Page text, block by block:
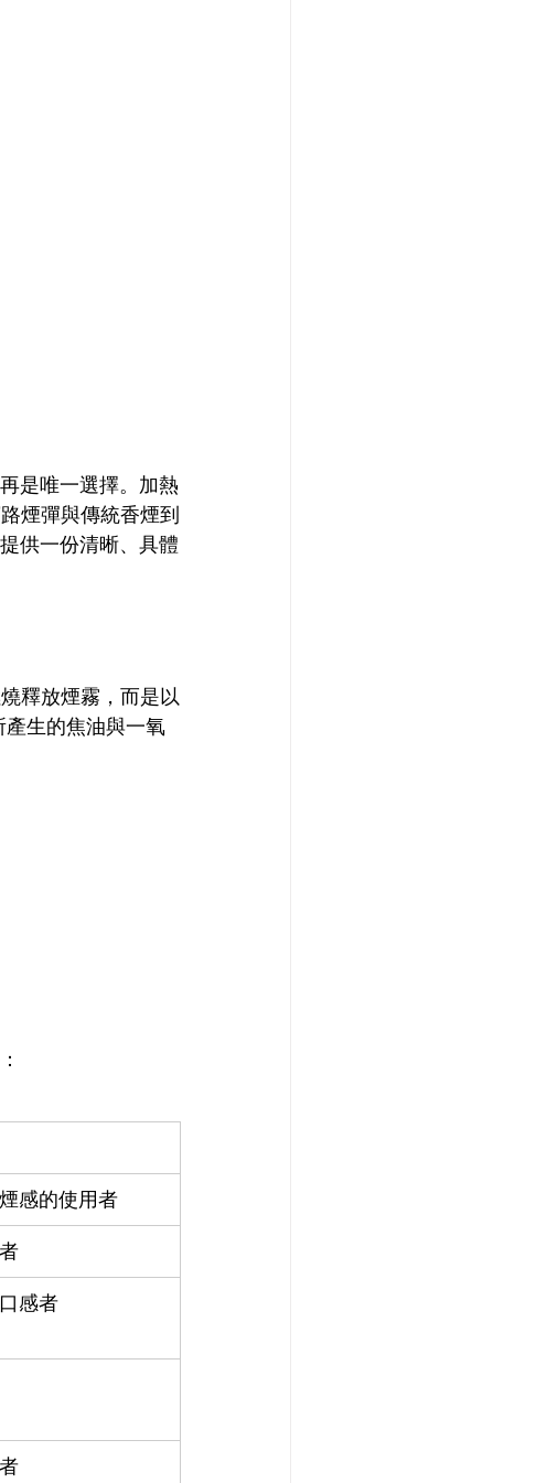
是唯一選擇。加熱
煙彈與傳統香煙到
供一份清晰、具體
釋放煙霧，而是以
生的焦油與一氧
感的使用者
感者